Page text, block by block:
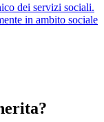
dei servizi sociali.
in ambito sociale